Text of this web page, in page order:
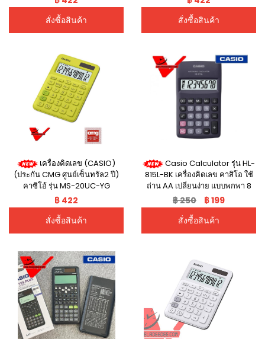
สั่งซื้อสินค้า
สั่งซื้อสินค้า
เครื่องคิดเลข (CASIO)
(ประกัน CMG ศูนย์เซ็นทรัล2 ปี)
คาซิโอ้ รุ่น MS-20UC-YG
฿ 422
สั่งซื้อสินค้า
Casio Calculator รุ่น HL-
815L-BK เครื่องคิดเลข คาสิโอ ใช้
ถ่าน AA เปลี่ยนง่าย แบบพกพา 8
หลัก สีดำ ( รับประกัน cmg ศูนย์
เซ็ลทรัล 2 ปี )
฿ 250
฿ 199
สั่งซื้อสินค้า